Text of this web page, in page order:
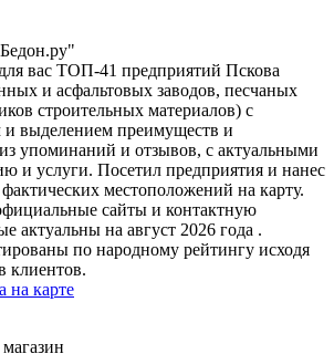
вас ТОП-41 предприятий Пскова
и асфальтовых заводов, песчаных
строительных материалов) с
выделением преимуществ и
из упоминаний и отзывов, с актуальными
и услуги. Посетил предприятия и нанес
местоположений на карту.
сайты и контактную
на август 2026 года .
по народному рейтингу исходя
клиентов.
на карте